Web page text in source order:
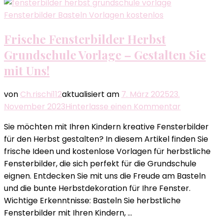
Fensterbilder Basteln Vorlagen kostenlos
Frische Fensterbilder Herbst
Grundschule Vorlage – Gestalten Sie
mit Uns!
von Ch.rischi112aktualisiert am 7. März 202523.
November 2023Hinterlasse einen Kommentar
Herbst
Vorlage
–
Gestalten
Sie
Sie möchten mit Ihren Kindern kreative Fensterbilder
für den Herbst gestalten? In diesem Artikel finden Sie
frische Ideen und kostenlose Vorlagen für herbstliche
Fensterbilder, die sich perfekt für die Grundschule
eignen. Entdecken Sie mit uns die Freude am Basteln
und die bunte Herbstdekoration für Ihre Fenster.
Wichtige Erkenntnisse: Basteln Sie herbstliche
Fensterbilder mit Ihren Kindern, …